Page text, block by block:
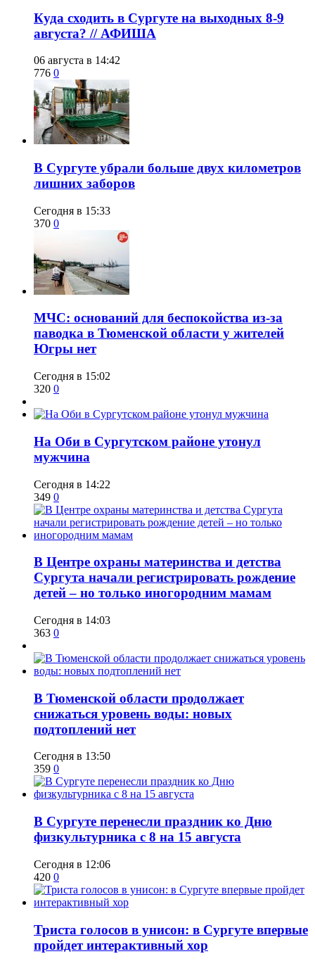
​Куда сходить в Сургуте на выходных 8-9
августа? // АФИША
06 августа в 14:42
776 0
​В Сургуте убрали больше двух километров
лишних заборов
Сегодня в 15:33
370 0
​МЧС: оснований для беспокойства из-за
паводка в Тюменской области у жителей
Югры нет
Сегодня в 15:02
320 0
​На Оби в Сургутском районе утонул
мужчина
Сегодня в 14:22
349 0
​В Центре охраны материнства и детства
Сургута начали регистрировать рождение
детей – но только иногородним мамам
Сегодня в 14:03
363 0
​В Тюменской области продолжает
снижаться уровень воды: новых
подтоплений нет
Сегодня в 13:50
359 0
​В Сургуте перенесли праздник ко Дню
физкультурника с 8 на 15 августа
Сегодня в 12:06
420 0
​Триста голосов в унисон: в Сургуте впервые
пройдет интерактивный хор